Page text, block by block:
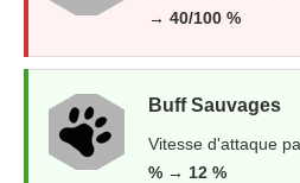
→ 40/100 %
Buff Sauvages
Vitesse d'attaque
% → 12 %